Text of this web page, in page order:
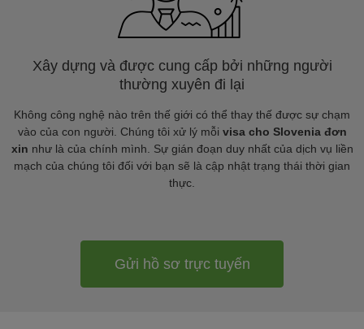
Xây dựng và được cung cấp bởi những người
thường xuyên đi lại
Không công nghệ nào trên thế giới có thể thay thế được sự chạm
vào của con người. Chúng tôi xử lý mỗi visa cho Slovenia đơn
xin như là của chính mình. Sự gián đoạn duy nhất của dịch vụ liền
mạch của chúng tôi đối với bạn sẽ là cập nhật trạng thái thời gian
thực.
Gửi hồ sơ trực tuyến